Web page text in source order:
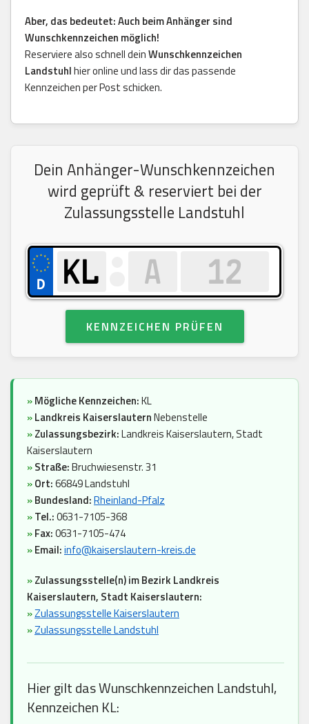
Aber, das bedeutet: Auch beim Anhänger sind
Wunschkennzeichen möglich!
Reserviere also schnell deinWunschkennzeichen
Landstuhlhier online und lass dir das passende
Kennzeichen per Post schicken.
Dein Anhänger-Wunschkennzeichen
wird geprüft & reserviert bei der
Zulassungsstelle Landstuhl
KENNZEICHEN PRÜFEN
»Mögliche Kennzeichen:KL
»Landkreis KaiserslauternNebenstelle
»Zulassungsbezirk:Landkreis Kaiserslautern, Stadt
Kaiserslautern
»Straße:Bruchwiesenstr. 31
»Ort:66849 Landstuhl
»Bundesland:Rheinland-Pfalz
»Tel.:0631-7105-368
»Fax:0631-7105-474
»Email:info@kaiserslautern-kreis.de
»Zulassungsstelle(n) im Bezirk Landkreis
Kaiserslautern, Stadt Kaiserslautern:
»Zulassungsstelle Kaiserslautern
»Zulassungsstelle Landstuhl
Hier gilt das Wunschkennzeichen Landstuhl,
Kennzeichen KL: